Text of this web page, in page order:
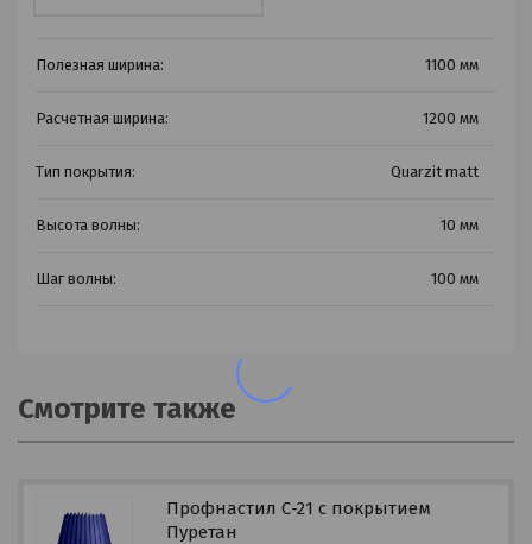
Полезная ширина: 1100 мм
Расчетная ширина: 1200 мм
Тип покрытия: Quarzit matt
Высота волны: 10 мм
Шаг волны: 100 мм
Смотрите также
Профнастил С-21 с покрытием
Пуретан